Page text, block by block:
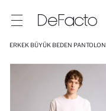
ERKEK BÜYÜK BEDEN PANTOLON